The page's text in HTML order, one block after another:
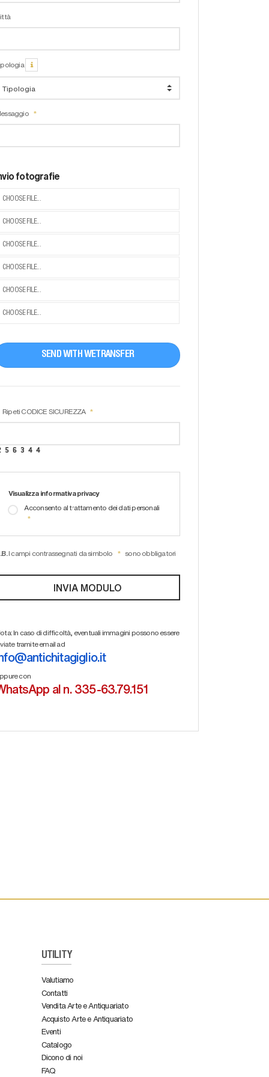
fotografie
CHOOSE FILE...
CHOOSE FILE...
CHOOSE FILE...
CHOOSE FILE...
CHOOSE FILE...
CHOOSE FILE...
SEND WITH WETRANSFER
Ripeti CODICE SICUREZZA
Visualizza informativa privacy
Acconsento al trattamento dei dati personali
I campi contrassegnati da simbolo sono obbligatori
In caso di difficoltà, eventuali immagini possono essere
tramite email ad
con
al n. 335-63.79.151
UTILITY
Valutiamo
Contatti
Vendita Arte e Antiquariato
Acquisto Arte e Antiquariato
Eventi
Catalogo
Dicono di noi
FAQ